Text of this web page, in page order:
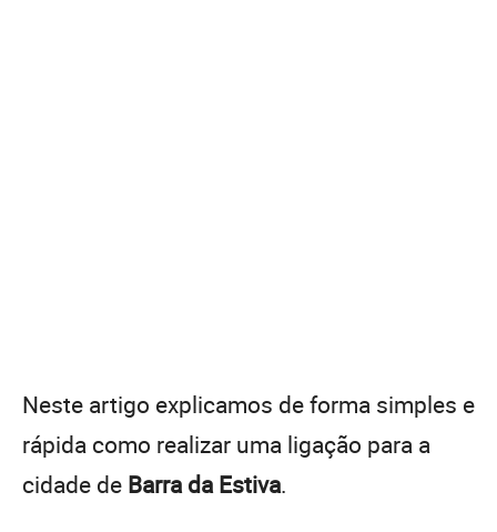
Neste artigo explicamos de forma simples e
rápida como realizar uma ligação para a
cidade de Barra da Estiva.